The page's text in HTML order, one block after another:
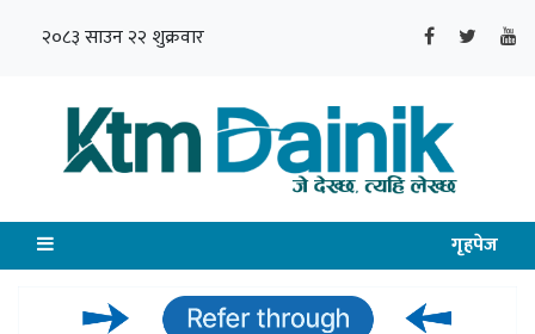
२०८३ साउन २२ शुक्रवार
गृहपेज